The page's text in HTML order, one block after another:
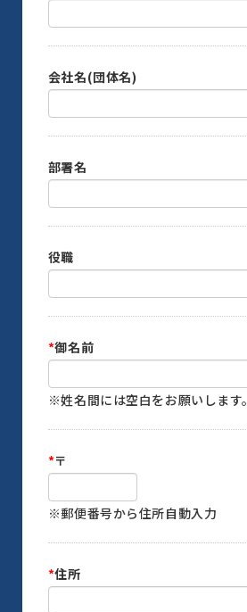
会社名(団体名)
部署名
役職
*御名前
※姓名間には空白をお願いします。
*〒
※郵便番号から住所自動入力
*住所